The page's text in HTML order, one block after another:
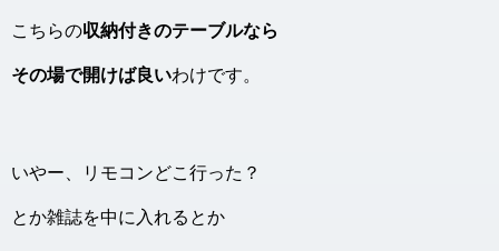
こちらの収納付きのテーブルなら
その場で開けば良いわけです。
いやー、リモコンどこ行った？
とか雑誌を中に入れるとか